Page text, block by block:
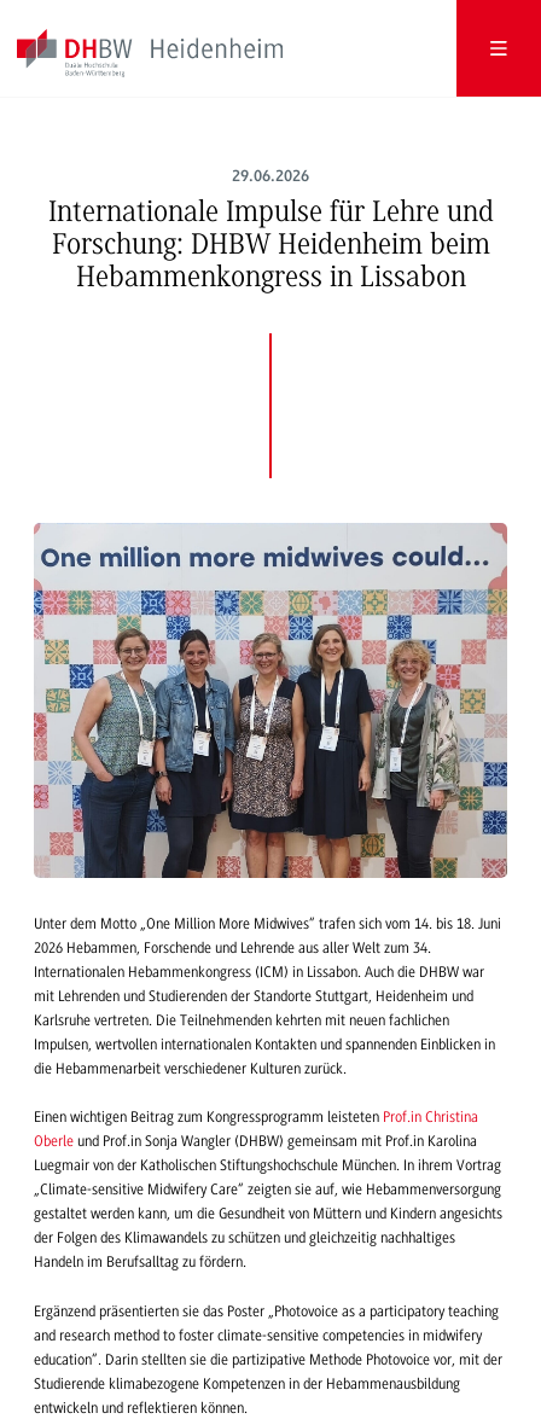
29.06.2026
Internationale Impulse für Lehre und
Forschung: DHBW Heidenheim beim
Hebammenkongress in Lissabon
Unter dem Motto „One Million More Midwives“ trafen sich vom 14. bis 18. Juni
2026 Hebammen, Forschende und Lehrende aus aller Welt zum 34.
Internationalen Hebammenkongress (ICM) in Lissabon. Auch die DHBW war
mit Lehrenden und Studierenden der Standorte Stuttgart, Heidenheim und
Karlsruhe vertreten. Die Teilnehmenden kehrten mit neuen fachlichen
Impulsen, wertvollen internationalen Kontakten und spannenden Einblicken in
die Hebammenarbeit verschiedener Kulturen zurück.
Einen wichtigen Beitrag zum Kongressprogramm leisteten Prof.in Christina
Oberle und Prof.in Sonja Wangler (DHBW) gemeinsam mit Prof.in Karolina
Luegmair von der Katholischen Stiftungshochschule München. In ihrem Vortrag
„Climate-sensitive Midwifery Care“ zeigten sie auf, wie Hebammenversorgung
gestaltet werden kann, um die Gesundheit von Müttern und Kindern angesichts
der Folgen des Klimawandels zu schützen und gleichzeitig nachhaltiges
Handeln im Berufsalltag zu fördern.
Ergänzend präsentierten sie das Poster „Photovoice as a participatory teaching
and research method to foster climate-sensitive competencies in midwifery
education“. Darin stellten sie die partizipative Methode Photovoice vor, mit der
Studierende klimabezogene Kompetenzen in der Hebammenausbildung
entwickeln und reflektieren können.